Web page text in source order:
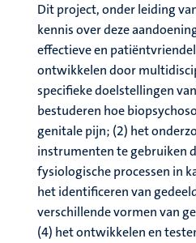
Dit project, onder leiding
kennis over deze
effectieve en
ontwikkelen door
specifieke doelstellingen
bestuderen hoe
genitale pijn; (2) het
instrumenten te gebruiken
fysiologische processen in
het identificeren van
verschillende vormen van
(4) het ontwikkelen en